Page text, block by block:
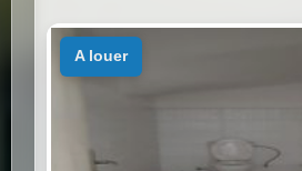
a louer